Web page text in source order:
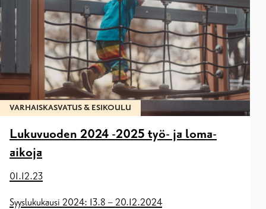
VARHAISKASVATUS & ESIKOULU
Lukuvuoden 2024 -2025 työ- ja loma-
aikoja
01.12.23
Syyslukukausi 2024: 13.8 – 20.12.2024